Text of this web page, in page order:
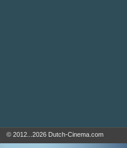
© 2012...2026 Dutch-Cinema.com